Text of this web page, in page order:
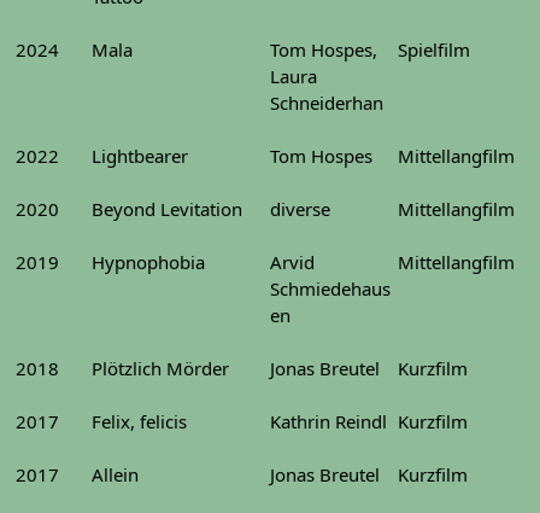
2024 Mala
Tom Hospes,
Laura
Schneiderhan
Spielfilm
2022 Lightbearer Tom Hospes Mittellangfilm
2020 Beyond Levitation diverse Mittellangfilm
2019 Hypnophobia
Arvid
Schmiedehaus
en
Mittellangfilm
2018 Plötzlich Mörder Jonas Breutel Kurzfilm
2017 Felix, felicis Kathrin Reindl Kurzfilm
2017 Allein Jonas Breutel Kurzfilm